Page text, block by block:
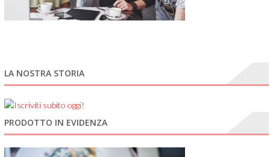
LA NOSTRA STORIA
PRODOTTO IN EVIDENZA